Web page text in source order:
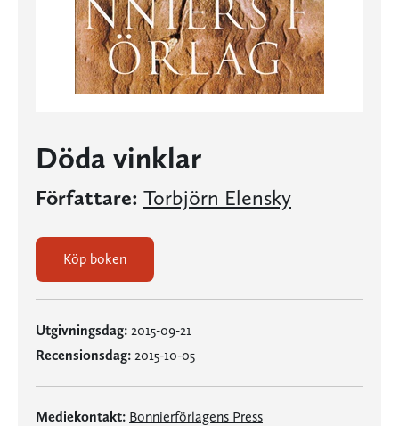
Döda vinklar
Författare: Torbjörn Elensky
Köp boken
Utgivningsdag: 2015-09-21
Recensionsdag: 2015-10-05
Mediekontakt: Bonnierförlagens Press